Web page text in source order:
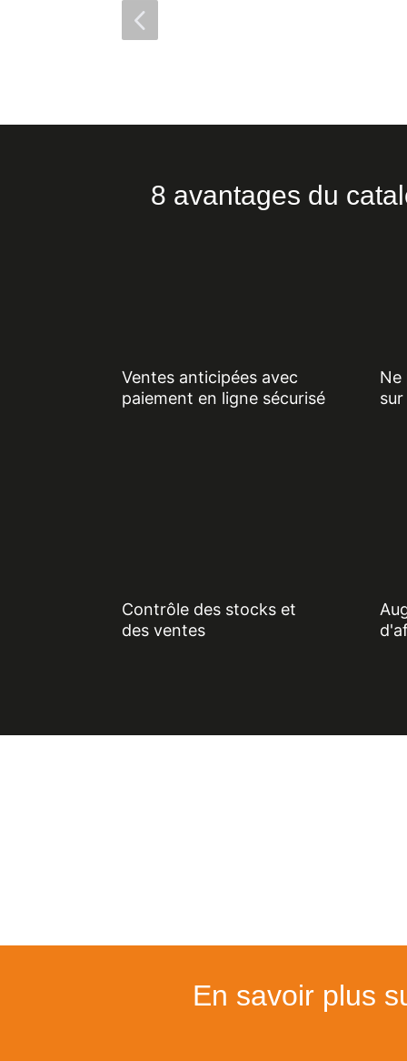
4
8 avantages du
Ventes anticipées avec
paiement en ligne sécurisé
Ne
Contrôle des stocks et
des ventes
En savoir plus